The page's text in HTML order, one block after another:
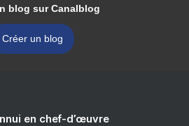
blog sur Canalblog
Créer un blog
en chef-d’œuvre